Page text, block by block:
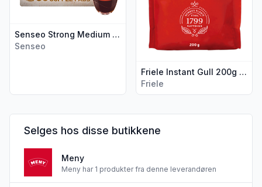
Senseo Strong Medium Kopp 36puter
Senseo
Friele Instant Gull 200g Refill
Friele
Selges hos disse butikkene
Meny
Meny har 1 produkter fra denne leverandøren